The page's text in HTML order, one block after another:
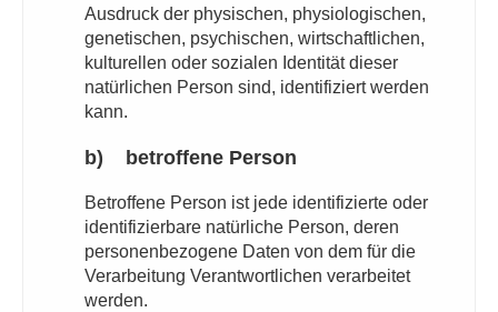
Ausdruck der physischen, physiologischen,
genetischen, psychischen, wirtschaftlichen,
kulturellen oder sozialen Identität dieser
natürlichen Person sind, identifiziert werden
kann.
b) betroffene Person
Betroffene Person ist jede identifizierte oder
identifizierbare natürliche Person, deren
personenbezogene Daten von dem für die
Verarbeitung Verantwortlichen verarbeitet
werden.